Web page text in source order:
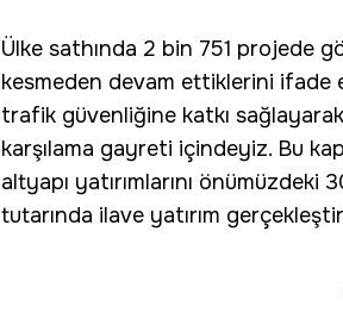
Ülke sathında 2 bin 751 projede
kesmeden devam ettiklerini ifade
trafik güvenliğine katkı
karşılama gayreti içindeyiz. Bu
altyapı yatırımlarını önümüzdeki
tutarında ilave yatırım